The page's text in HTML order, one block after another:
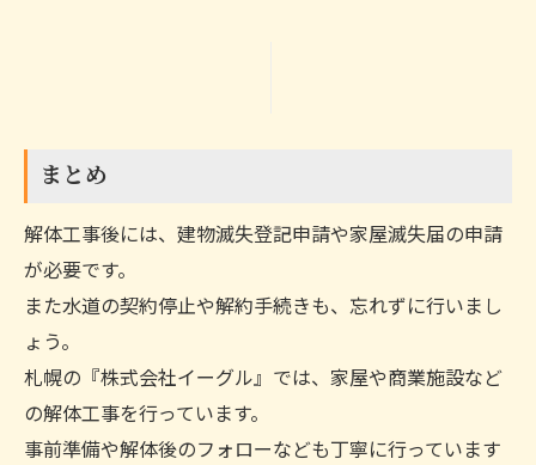
まとめ
解体工事後には、建物滅失登記申請や家屋滅失届の申請
が必要です。
また水道の契約停止や解約手続きも、忘れずに行いまし
ょう。
札幌の『株式会社イーグル』では、家屋や商業施設など
の解体工事を行っています。
事前準備や解体後のフォローなども丁寧に行っています